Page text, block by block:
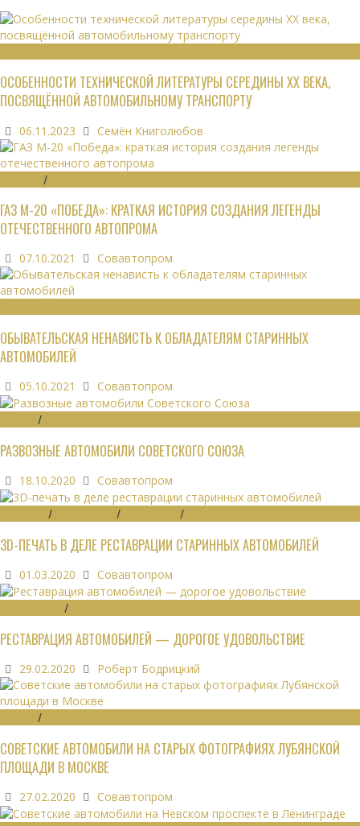
ОСОБЕННОСТИ ТЕХНИЧЕСКОЙ ЛИТЕРАТУРЫ СЕРЕДИНЫ XX ВЕКА,
ПОСВЯЩЁННОЙ АВТОМОБИЛЬНОМУ ТРАНСПОРТУ
06.11.2023 Семён Книголюбов
/
ГАЗ М-20 «ПОБЕДА»: КРАТКАЯ ИСТОРИЯ СОЗДАНИЯ ЛЕГЕНДЫ
ОТЕЧЕСТВЕННОГО АВТОПРОМА
07.10.2021 Совавтопром
ОБЫВАТЕЛЬСКАЯ НЕНАВИСТЬ К ОБЛАДАТЕЛЯМ СТАРИННЫХ
АВТОМОБИЛЕЙ
05.10.2021 Совавтопром
/
РАЗВОЗНЫЕ АВТОМОБИЛИ СОВЕТСКОГО СОЮЗА
18.10.2020 Совавтопром
/ / /
3D-ПЕЧАТЬ В ДЕЛЕ РЕСТАВРАЦИИ СТАРИННЫХ АВТОМОБИЛЕЙ
01.03.2020 Совавтопром
/
РЕСТАВРАЦИЯ АВТОМОБИЛЕЙ — ДОРОГОЕ УДОВОЛЬСТВИЕ
29.02.2020 Роберт Бодрицкий
/
СОВЕТСКИЕ АВТОМОБИЛИ НА СТАРЫХ ФОТОГРАФИЯХ ЛУБЯНСКОЙ
ПЛОЩАДИ В МОСКВЕ
27.02.2020 Совавтопром